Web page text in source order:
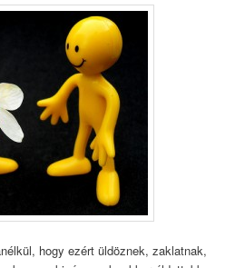
hogy ezért üldöznek, zaklatnak,